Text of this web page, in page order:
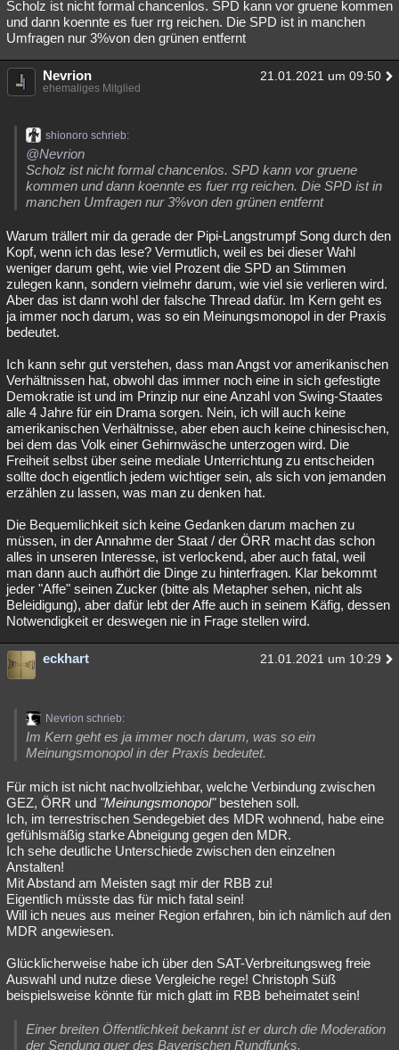
Scholz ist nicht formal chancenlos. SPD kann vor gruene kommen
und dann koennte es fuer rrg reichen. Die SPD ist in manchen
Umfragen nur 3%von den grünen entfernt
Nevrion 21.01.2021 um 09:50
ehemaliges Mitglied
shionoro schrieb:
@Nevrion
Scholz ist nicht formal chancenlos. SPD kann vor gruene
kommen und dann koennte es fuer rrg reichen. Die SPD ist in
manchen Umfragen nur 3%von den grünen entfernt
Warum trällert mir da gerade der Pipi-Langstrumpf Song durch den
Kopf, wenn ich das lese? Vermutlich, weil es bei dieser Wahl
weniger darum geht, wie viel Prozent die SPD an Stimmen
zulegen kann, sondern vielmehr darum, wie viel sie verlieren wird.
Aber das ist dann wohl der falsche Thread dafür. Im Kern geht es
ja immer noch darum, was so ein Meinungsmonopol in der Praxis
bedeutet.
Ich kann sehr gut verstehen, dass man Angst vor amerikanischen
Verhältnissen hat, obwohl das immer noch eine in sich gefestigte
Demokratie ist und im Prinzip nur eine Anzahl von Swing-Staates
alle 4 Jahre für ein Drama sorgen. Nein, ich will auch keine
amerikanischen Verhältnisse, aber eben auch keine chinesischen,
bei dem das Volk einer Gehirnwäsche unterzogen wird. Die
Freiheit selbst über seine mediale Unterrichtung zu entscheiden
sollte doch eigentlich jedem wichtiger sein, als sich von jemanden
erzählen zu lassen, was man zu denken hat.
Die Bequemlichkeit sich keine Gedanken darum machen zu
müssen, in der Annahme der Staat / der ÖRR macht das schon
alles in unseren Interesse, ist verlockend, aber auch fatal, weil
man dann auch aufhört die Dinge zu hinterfragen. Klar bekommt
jeder "Affe" seinen Zucker (bitte als Metapher sehen, nicht als
Beleidigung), aber dafür lebt der Affe auch in seinem Käfig, dessen
Notwendigkeit er deswegen nie in Frage stellen wird.
eckhart 21.01.2021 um 10:29
Nevrion schrieb:
Im Kern geht es ja immer noch darum, was so ein
Meinungsmonopol in der Praxis bedeutet.
Für mich ist nicht nachvollziehbar, welche Verbindung zwischen
GEZ, ÖRR und "Meinungsmonopol"bestehen soll.
Ich, im terrestrischen Sendegebiet des MDR wohnend, habe eine
gefühlsmäßig starke Abneigung gegen den MDR.
Ich sehe deutliche Unterschiede zwischen den einzelnen
Anstalten!
Mit Abstand am Meisten sagt mir der RBB zu!
Eigentlich müsste das für mich fatal sein!
Will ich neues aus meiner Region erfahren, bin ich nämlich auf den
MDR angewiesen.
Glücklicherweise habe ich über den SAT-Verbreitungsweg freie
Auswahl und nutze diese Vergleiche rege! Christoph Süß
beispielsweise könnte für mich glatt im RBB beheimatet sein!
Einer breiten Öffentlichkeit bekannt ist er durch die Moderation
der Sendung quer des Bayerischen Rundfunks.